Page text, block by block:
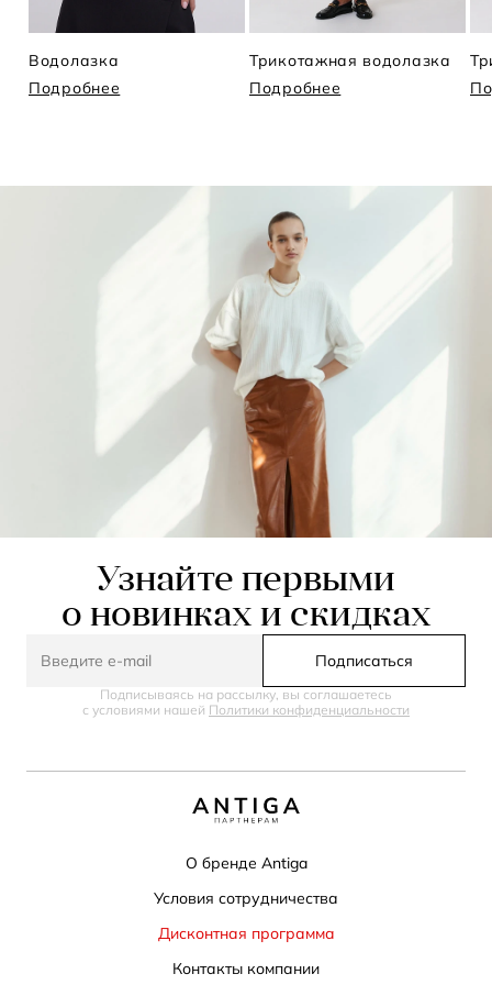
Водолазка
Подробнее
Трикотажная водолазка
Подробнее
Узнайте первыми
о новинках и скидках
Подписаться
Подписываясь на рассылку, вы соглашаетесь
с условиями нашей Политики конфиденциальности
О бренде Antiga
Условия сотрудничества
Дисконтная программа
Контакты компании